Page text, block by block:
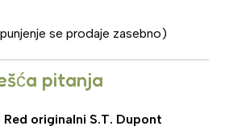
se prodaje zasebno)
pitanja
originalni S.T. Dupont